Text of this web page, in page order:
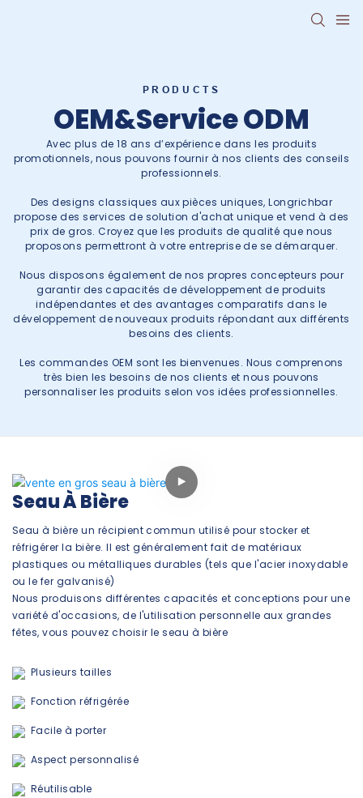
PRODUCTS
OEM&Service ODM
Avec plus de 18 ans d’expérience dans les produits
promotionnels, nous pouvons fournir à nos clients des conseils
professionnels.
Des designs classiques aux pièces uniques, Longrichbar
propose des services de solution d'achat unique et vend à des
prix de gros. Croyez que les produits de qualité que nous
proposons permettront à votre entreprise de se démarquer.
Nous disposons également de nos propres concepteurs pour
garantir des capacités de développement de produits
indépendantes et des avantages comparatifs dans le
développement de nouveaux produits répondant aux différents
besoins des clients.
Les commandes OEM sont les bienvenues. Nous comprenons
très bien les besoins de nos clients et nous pouvons
personnaliser les produits selon vos idées professionnelles.
Seau À Bière
Seau à bière un récipient commun utilisé pour stocker et
réfrigérer la bière. Il est généralement fait de matériaux
plastiques ou métalliques durables (tels que l'acier inoxydable
ou le fer galvanisé)
Nous produisons différentes capacités et conceptions pour une
variété d'occasions, de l'utilisation personnelle aux grandes
fêtes, vous pouvez choisir le seau à bière
Plusieurs tailles
Fonction réfrigérée
Facile à porter
Aspect personnalisé
Réutilisable